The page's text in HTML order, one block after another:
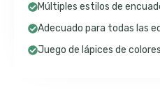
Múltiples estilos de
Adecuado para todas las
Juego de lápices de